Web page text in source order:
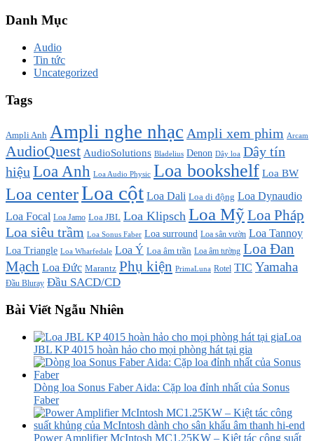
Danh Mục
Audio
Tin tức
Uncategorized
Tags
Ampli Anh Ampli nghe nhạc Ampli xem phim Arcam
AudioQuest AudioSolutions Bladelius Denon Dây loa Dây tín
hiệu Loa Anh Loa Audio Physic Loa bookshelf Loa BW
Loa centerLoa cột Loa Dali Loa di động Loa Dynaudio
Loa Focal Loa Jamo Loa JBL Loa Klipsch Loa MỹLoa Pháp
Loa siêu trầm Loa Sonus Faber Loa surround Loa sân vườn Loa Tannoy
Loa Triangle Loa Wharfedale Loa Ý Loa âm trần Loa âm tường Loa Đan
Mạch Loa Đức Marantz Phụ kiện PrimaLuna Rotel TIC Yamaha
Đầu Bluray Đầu SACD/CD
Bài Viết Ngẫu Nhiên
Loa
JBL KP 4015 hoàn hảo cho mọi phòng hát tại gia
Dòng loa Sonus Faber Aida: Cặp loa đỉnh nhất của Sonus
Faber
Power Amplifier McIntosh MC1.25KW – Kiệt tác công suất